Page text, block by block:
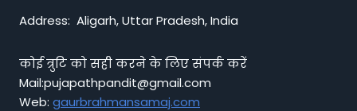
Address: Aligarh, Uttar Pradesh, India
कोई त्रुटि को सही करने के लिए संपर्क करें
Mail:pujapathpandit@gmail.com
Web: gaurbrahmansamaj.com